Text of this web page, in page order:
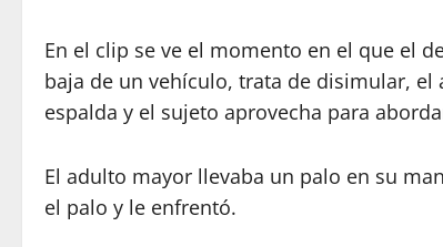
En el clip se ve el momento en el que el
baja de un vehículo, trata de disimular,
espalda y el sujeto aprovecha para
El adulto mayor llevaba un palo en su
el palo y le enfrentó.